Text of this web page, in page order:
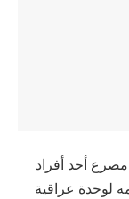
مصرع أحد أفراد
لوحدة عراقية